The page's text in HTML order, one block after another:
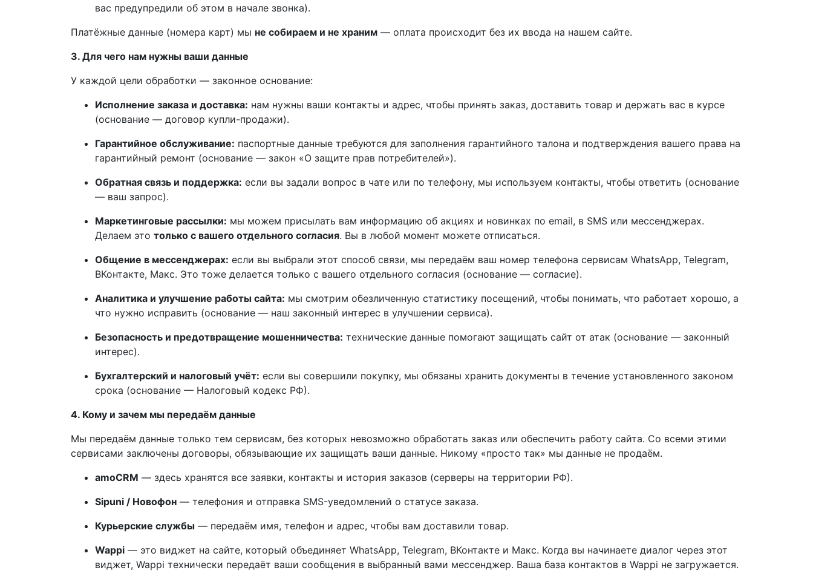
вас предупредили об этом в начале звонка).
Платёжные данные (номера карт) мы не собираем и не храним — оплата происходит без их ввода на нашем сайте.
3. Для чего нам нужны ваши данные
У каждой цели обработки — законное основание:
Исполнение заказа и доставка: нам нужны ваши контакты и адрес, чтобы принять заказ, доставить товар и держать вас в курсе
(основание — договор купли-продажи).
Гарантийное обслуживание: паспортные данные требуются для заполнения гарантийного талона и подтверждения вашего права на
гарантийный ремонт (основание — закон «О защите прав потребителей»).
Обратная связь и поддержка: если вы задали вопрос в чате или по телефону, мы используем контакты, чтобы ответить (основание
— ваш запрос).
Маркетинговые рассылки: мы можем присылать вам информацию об акциях и новинках по email, в SMS или мессенджерах.
Делаем это только с вашего отдельного согласия. Вы в любой момент можете отписаться.
Общение в мессенджерах: если вы выбрали этот способ связи, мы передаём ваш номер телефона сервисам WhatsApp, Telegram,
ВКонтакте, Макс. Это тоже делается только с вашего отдельного согласия (основание — согласие).
Аналитика и улучшение работы сайта: мы смотрим обезличенную статистику посещений, чтобы понимать, что работает хорошо, а
что нужно исправить (основание — наш законный интерес в улучшении сервиса).
Безопасность и предотвращение мошенничества: технические данные помогают защищать сайт от атак (основание — законный
интерес).
Бухгалтерский и налоговый учёт: если вы совершили покупку, мы обязаны хранить документы в течение установленного законом
срока (основание — Налоговый кодекс РФ).
4. Кому и зачем мы передаём данные
Мы передаём данные только тем сервисам, без которых невозможно обработать заказ или обеспечить работу сайта. Со всеми этими
сервисами заключены договоры, обязывающие их защищать ваши данные. Никому «просто так» мы данные не продаём.
amoCRM — здесь хранятся все заявки, контакты и история заказов (серверы на территории РФ).
Sipuni / Новофон — телефония и отправка SMS-уведомлений о статусе заказа.
Курьерские службы — передаём имя, телефон и адрес, чтобы вам доставили товар.
Wappi — это виджет на сайте, который объединяет WhatsApp, Telegram, ВКонтакте и Макс. Когда вы начинаете диалог через этот
виджет, Wappi технически передаёт ваши сообщения в выбранный вами мессенджер. Ваша база контактов в Wappi не загружается.